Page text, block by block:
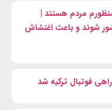
مردم هستند |
شوند و باعث اغتشاش
فوتبال ترکیه شد